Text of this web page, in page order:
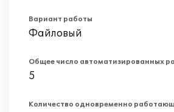
Вариант работы
Файловый
Общее число автоматизированных
5
Количество одновременно